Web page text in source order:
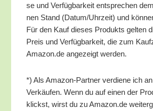
se und Ver­füg­bar­keit ent­spre­chen
nen Stand (Datum/​Uhrzeit) und
Für den Kauf die­ses Pro­dukts gel­ten
Preis und Ver­füg­bar­keit, die zum
Amazon.de ange­zeigt werden.
*) Als Ama­zon-Part­ner ver­die­ne ich
Ver­käu­fen. Wenn du auf einen der
klickst, wirst du zu Amazon.de